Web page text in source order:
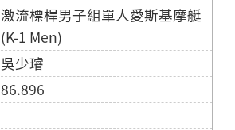
激流標桿男子組單人愛斯基摩艇
(K-1 Men)
吳少璿
86.896